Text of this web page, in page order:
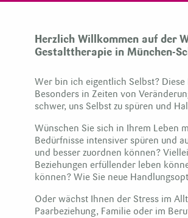
Herzlich Willkommen auf der
Gestalttherapie in München-
Wer bin ich eigentlich Selbst?
Besonders in Zeiten von
schwer, uns Selbst zu spüren und
Wünschen Sie sich in Ihrem Leben
Bedürfnisse intensiver spüren und
und besser zuordnen können?
Beziehungen erfüllender leben
können? Wie Sie neue
Oder wächst Ihnen der Stress im
Paarbeziehung, Familie oder im